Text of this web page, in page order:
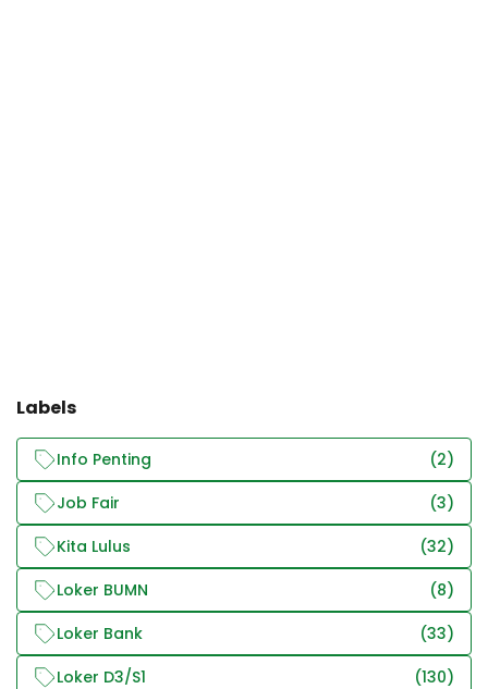
Labels
Info Penting
(2)
Job Fair
(3)
Kita Lulus
(32)
Loker BUMN
(8)
Loker Bank
(33)
Loker D3/S1
(130)